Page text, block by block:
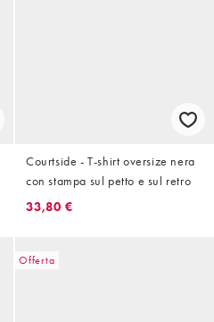
Courtside - T-shirt oversize nera
con stampa sul petto e sul retro
33,80 €
Offerta